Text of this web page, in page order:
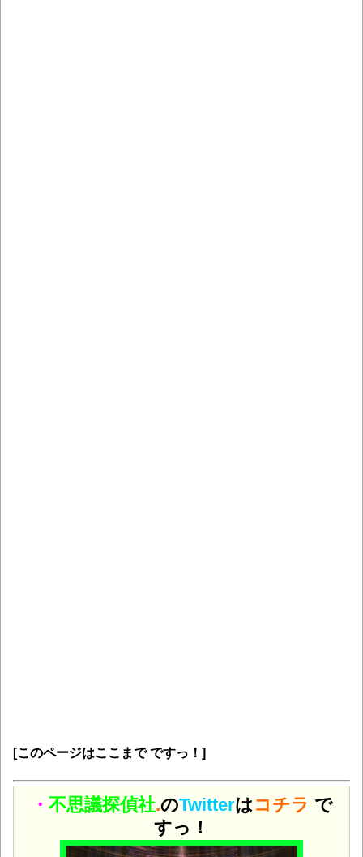
[このページはここまで ですっ！]
・ 不思議探偵社.のTwitterは コチラ で
すっ！